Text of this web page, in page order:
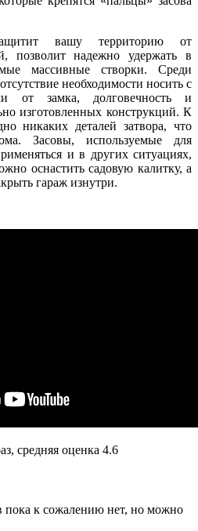
вашу территорию от
позволит надежно удержать в
массивные створки. Среди
необходимости носить с
от замка, долговечность и
изготовленных конструкций. К
никаких деталей затвора, что
Засовы, используемые для
и в других ситуациях,
оснастить садовую калитку, а
гараж изнутри.
средняя оценка 4.6
пока к сожалению нет, но можно